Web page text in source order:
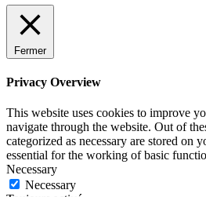
Fermer
Privacy Overview
This website uses cookies to improve
navigate through the website. Out of
categorized as necessary are stored on
essential for the working of basic
Necessary
Necessary